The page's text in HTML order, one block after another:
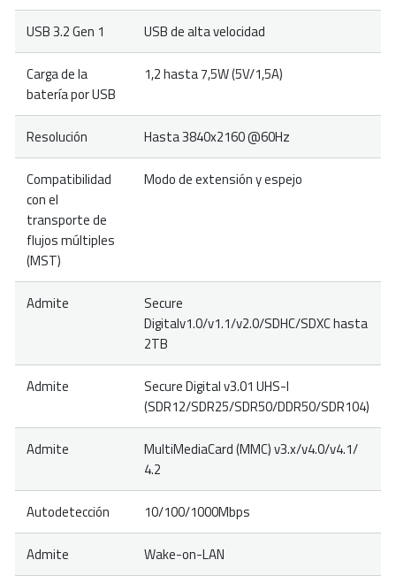
USB 3.2 Gen 1 USB de alta velocidad
Carga de la
batería por USB
1,2 hasta 7,5W (5V/1,5A)
Resolución Hasta 3840x2160 @60Hz
Compatibilidad
con el
transporte de
flujos múltiples
(MST)
Modo de extensión y espejo
Admite
Secure
Digitalv1.0/v1.1/v2.0/SDHC/SDXC hasta
2TB
Admite
Secure Digital v3.01 UHS-I
(SDR12/SDR25/SDR50/DDR50/SDR104)
Admite
MultiMediaCard (MMC) v3.x/v4.0/v4.1/
4.2
Autodetección 10/100/1000Mbps
Admite Wake-on-LAN